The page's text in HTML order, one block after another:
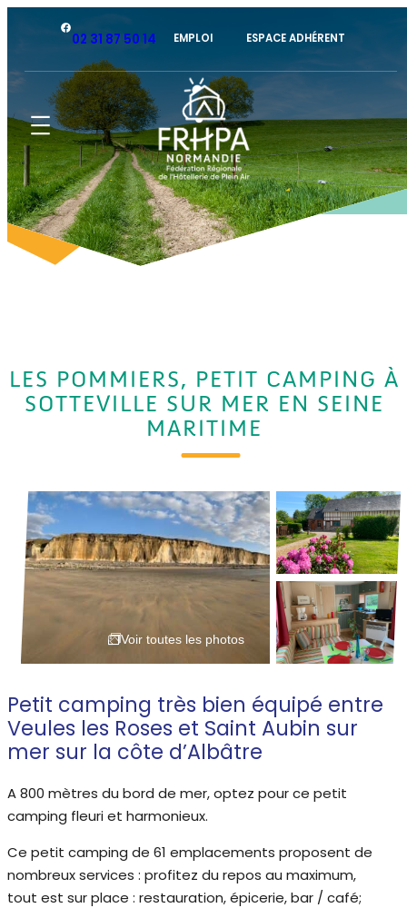
Facebook
02 31 87 50 14 EMPLOI ESPACE ADHÉRENT
LES POMMIERS, PETIT CAMPING À
SOTTEVILLE SUR MER EN SEINE
MARITIME
Voir toutes les photos
Petit camping très bien équipé entre
Veules les Roses et Saint Aubin sur
mer sur la côte d’Albâtre
A 800 mètres du bord de mer, optez pour ce petit
camping fleuri et harmonieux.
Ce petit camping de 61 emplacements proposent de
nombreux services : profitez du repos au maximum,
tout est sur place : restauration, épicerie, bar / café;